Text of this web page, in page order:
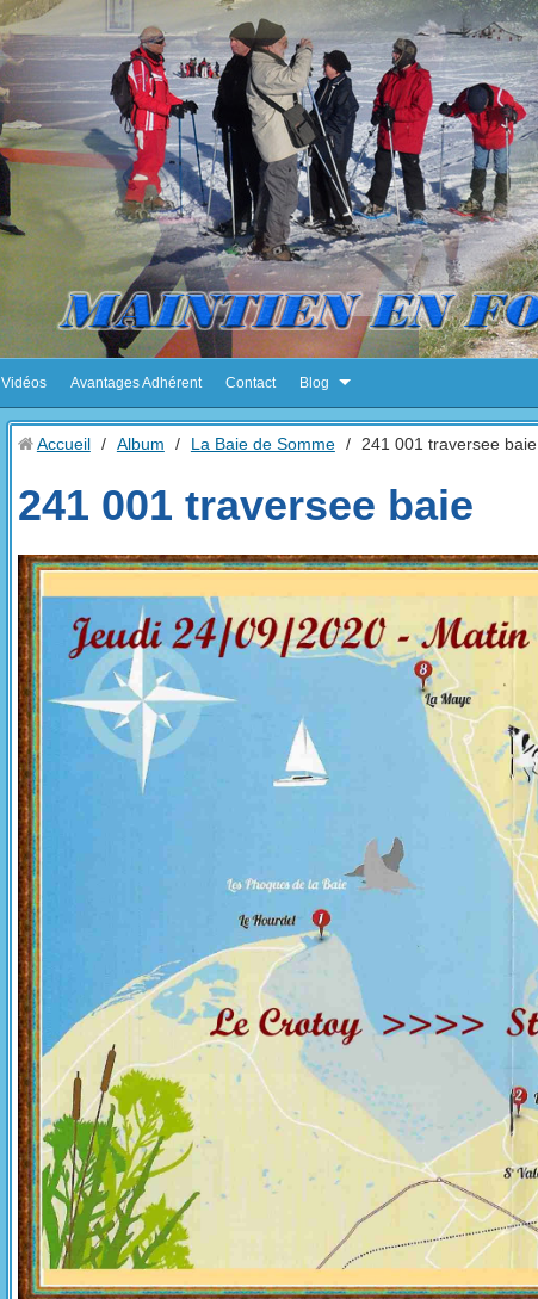
Vidéos Avantages Adhérent Contact Blog
Accueil / Album / La Baie de Somme / 241 001 traversee baie
241 001 traversee baie